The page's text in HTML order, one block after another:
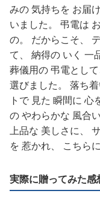
みの 気持ちを お届
いました。 弔電は
の。 だからこそ、
て、 納得の いく 一
葬儀用の 弔電とし
選びました。 落ち
トで 見た 瞬間に 心
の やわらかな 風合
上品な 美しさに、
を 惹かれ、 こちら
実際に贈ってみた感